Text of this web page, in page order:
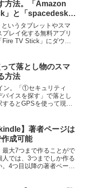
方法。「Amazon
」と「spacedesk」
。
というタブレットやスマ
プレイ化する無料アプリ
TV Stick」にダウン
ます。その状態で「S...
て落とし物のスマ
方法
ン。「①セキュリティ
イスを探す」で落とし
するとGPSを使って現在
】著者ページは
成可能
最大7つまで作ることがで
人では、3つまでしか作る
。4つ目以降の著者ページ